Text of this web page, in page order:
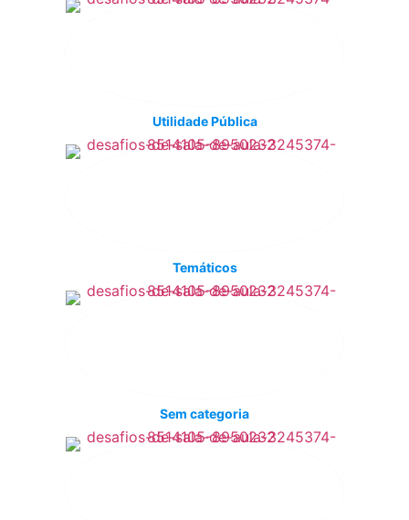
Utilidade Pública
Temáticos
Sem categoria